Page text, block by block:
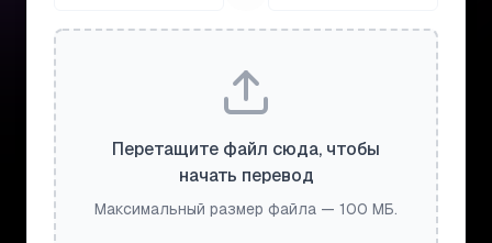
Перетащите файл сюда, чтобы
начать перевод
Максимальный размер файла — 100 МБ.